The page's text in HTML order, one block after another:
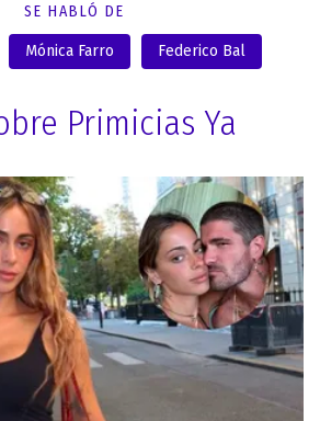
SE HABLÓ DE
Mónica Farro Federico Bal
Primicias Ya